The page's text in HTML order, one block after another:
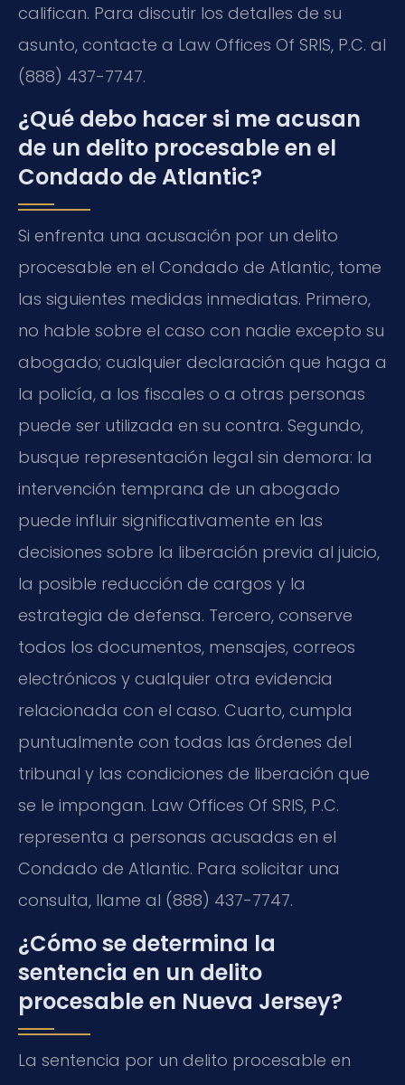
califican. Para discutir los detalles de su
asunto, contacte a Law Offices Of SRIS, P.C. al
(888) 437-7747.
¿Qué debo hacer si me acusan
de un delito procesable en el
Condado de Atlantic?
Si enfrenta una acusación por un delito
procesable en el Condado de Atlantic, tome
las siguientes medidas inmediatas. Primero,
no hable sobre el caso con nadie excepto su
abogado; cualquier declaración que haga a
la policía, a los fiscales o a otras personas
puede ser utilizada en su contra. Segundo,
busque representación legal sin demora: la
intervención temprana de un abogado
puede influir significativamente en las
decisiones sobre la liberación previa al juicio,
la posible reducción de cargos y la
estrategia de defensa. Tercero, conserve
todos los documentos, mensajes, correos
electrónicos y cualquier otra evidencia
relacionada con el caso. Cuarto, cumpla
puntualmente con todas las órdenes del
tribunal y las condiciones de liberación que
se le impongan. Law Offices Of SRIS, P.C.
representa a personas acusadas en el
Condado de Atlantic. Para solicitar una
consulta, llame al (888) 437-7747.
¿Cómo se determina la
sentencia en un delito
procesable en Nueva Jersey?
La sentencia por un delito procesable en